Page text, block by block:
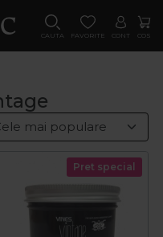
CAUTA FAVORITE CONT COS
Pret special